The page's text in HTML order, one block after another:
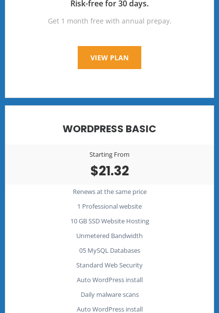
Risk-free for 30 days.
Get 1 month free with annual prepay.
VIEW PLAN
WORDPRESS BASIC
Starting From
$21.32
Renews at the same price
1 Professional website
10 GB SSD Website Hosting
Unmetered Bandwidth
05 MySQL Databases
Standard Web Security
Auto WordPress install
Daily malware scans
Auto WordPress install